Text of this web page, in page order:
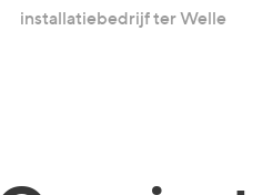
installatiebedrijf ter Welle